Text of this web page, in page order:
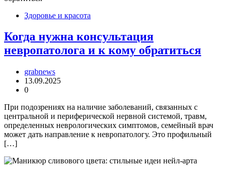
Здоровье и красота
Когда нужна консультация
невропатолога и к кому обратиться
grabnews
13.09.2025
0
При подозрениях на наличие заболеваний, связанных с
центральной и периферической нервной системой, травм,
определенных неврологических симптомов, семейный врач
может дать направление к невропатологу. Это профильный
[…]